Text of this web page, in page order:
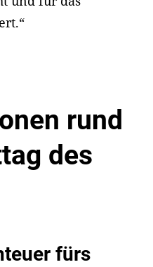
rund
des
fürs